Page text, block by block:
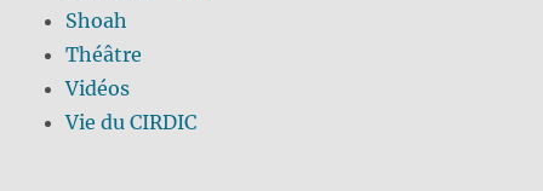
Shoah
Théâtre
Vidéos
Vie du CIRDIC